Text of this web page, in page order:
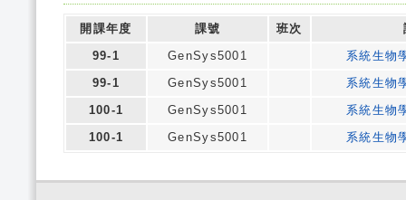
開課年度 課號 班次
99-1
GenSys5001
系統生物
99-1
GenSys5001
系統生物
100-1
GenSys5001
系統生物
100-1
GenSys5001 系統生物